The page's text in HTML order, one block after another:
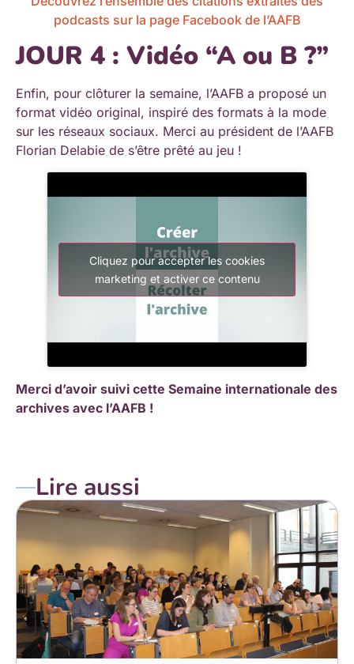
podcasts sur la page Facebook de l’AAFB
JOUR 4 : Vidéo “A ou B ?”
Enfin, pour clôturer la semaine, l’AAFB a proposé un
format vidéo original, inspiré des formats à la mode
sur les réseaux sociaux. Merci au président de l’AAFB
Florian Delabie de s’être prêté au jeu !
Cliquez pour accepter les cookies
marketing et activer ce contenu
Merci d’avoir suivi cette Semaine internationale des
archives avec l’AAFB !
Lire aussi